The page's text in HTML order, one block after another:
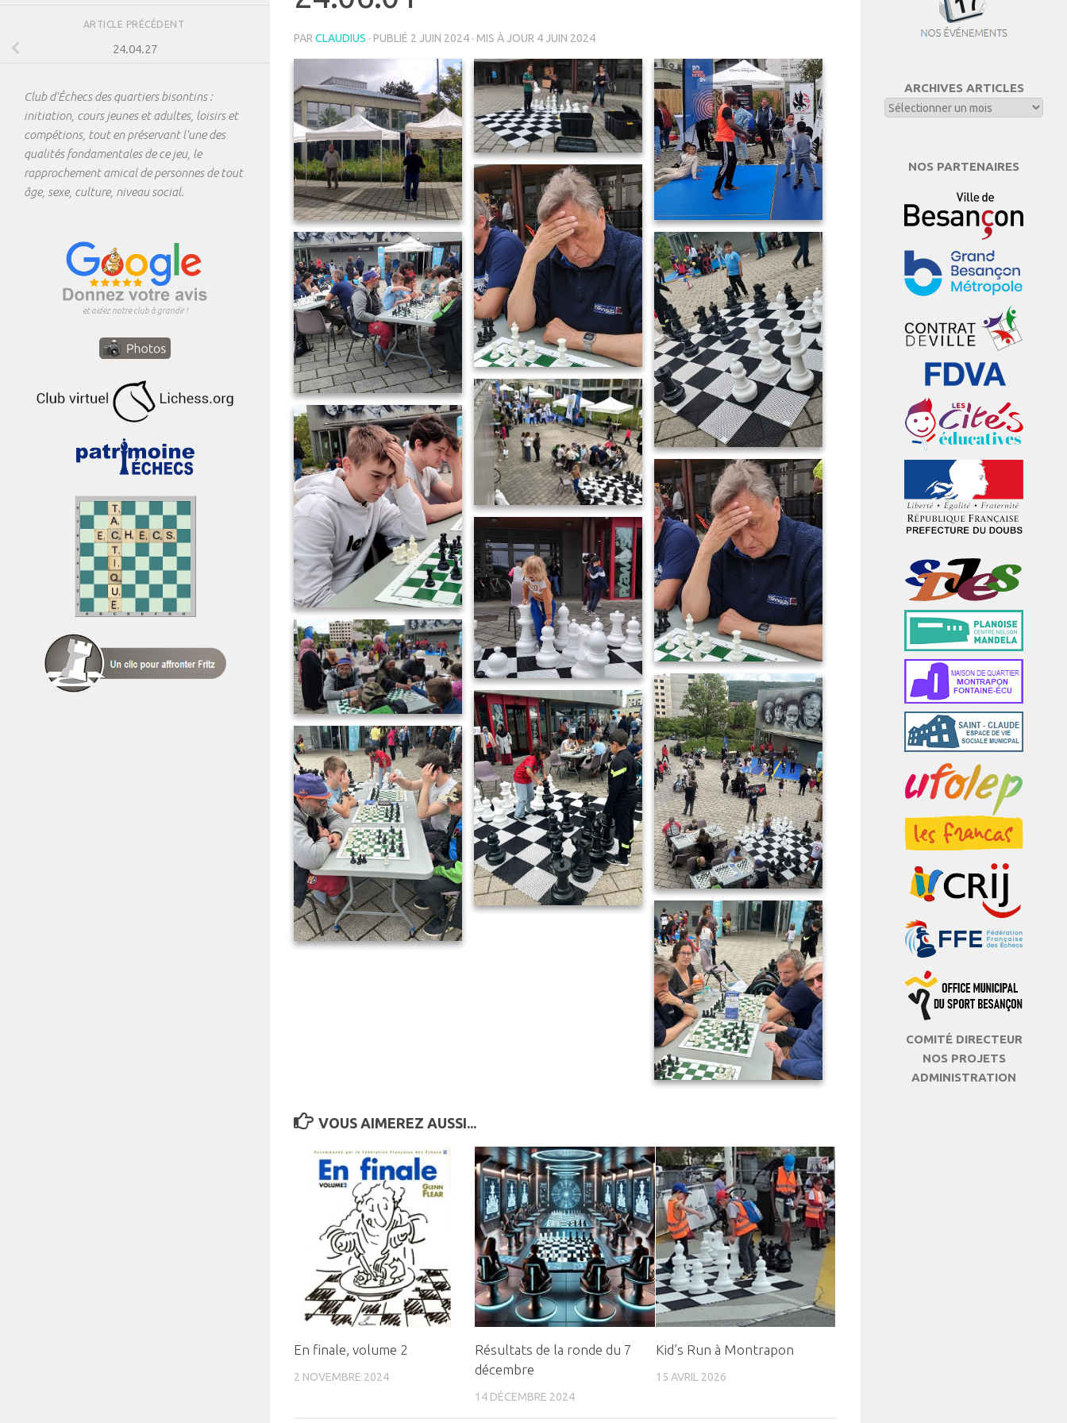
PAR CLAUDIUS · PUBLIÉ 2 JUIN 2024 · MIS À JOUR 4 JUIN 2024
VOUS AIMEREZ AUSSI...
En finale, volume 2
2 NOVEMBRE 2024
Résultats de la ronde du 7
décembre
14 DÉCEMBRE 2024
Kid’s Run à Montrapon
15 AVRIL 2026
ARTICLE PRÉCÉDENT
24.04.27
Club d'Échecs des quartiers bisontins :
initiation, cours jeunes et adultes, loisirs et
compétions, tout en préservant l'une des
qualités fondamentales de ce jeu, le
rapprochement amical de personnes de tout
âge, sexe, culture, niveau social.
et aidez notre club à grandir !
ARCHIVES ARTICLES
NOS PARTENAIRES
COMITÉ DIRECTEUR
NOS PROJETS
ADMINISTRATION